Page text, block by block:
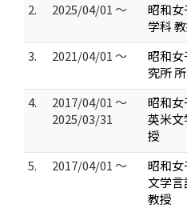
2.
2025/04/01 ～
昭和女
学科
3.
2021/04/01 ～
昭和
究所
4.
2017/04/01 ～
2025/03/31
昭和女
英米
授
5.
2017/04/01 ～
昭和女
文学
教授